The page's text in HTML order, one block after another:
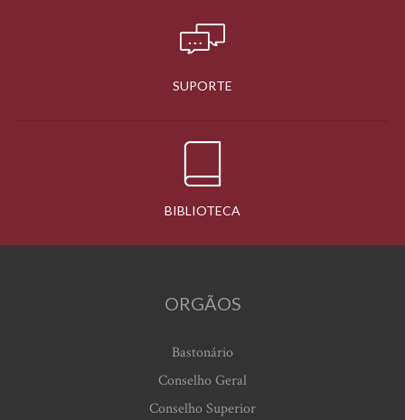
SUPORTE
BIBLIOTECA
ORGÃOS
Bastonário
Conselho Geral
Conselho Superior